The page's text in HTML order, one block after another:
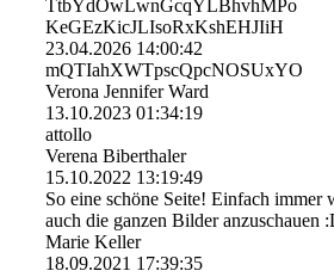
TtbYdOwLwnGcqYLBhvhMPo
KeGEzKicJLIsoRxKshEHJIiH
23.04.2026 14:00:42
mQTIahXWTpscQpcNOSUxYO
Verona Jennifer Ward
13.10.2023 01:34:19
attollo
Verena Biberthaler
15.10.2022 13:19:49
So eine schöne Seite! Einfach immer
auch die ganzen Bilder anzuschauen
Marie Keller
18.09.2021 17:39:35